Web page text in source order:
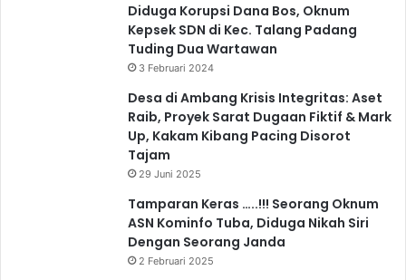
Diduga Korupsi Dana Bos, Oknum
Kepsek SDN di Kec. Talang Padang
Tuding Dua Wartawan
3 Februari 2024
Desa di Ambang Krisis Integritas: Aset
Raib, Proyek Sarat Dugaan Fiktif & Mark
Up, Kakam Kibang Pacing Disorot
Tajam
29 Juni 2025
Tamparan Keras …..!!! Seorang Oknum
ASN Kominfo Tuba, Diduga Nikah Siri
Dengan Seorang Janda
2 Februari 2025